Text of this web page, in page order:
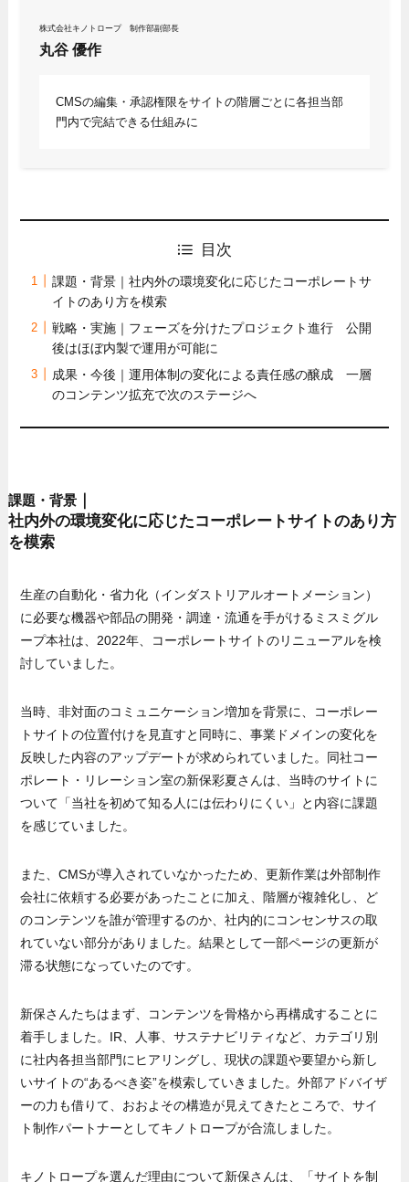
株式会社キノトロープ 制作部副部長
丸谷 優作
CMSの編集・承認権限をサイトの階層ごとに各担当部
門内で完結できる仕組みに
目次
課題・背景｜社内外の環境変化に応じたコーポレートサ
イトのあり方を模索
戦略・実施｜フェーズを分けたプロジェクト進行 公開
後はほぼ内製で運用が可能に
成果・今後｜運用体制の変化による責任感の醸成 一層
のコンテンツ拡充で次のステージへ
課題・背景｜
社内外の環境変化に応じたコーポレートサイトのあり方
を模索
生産の自動化・省力化（インダストリアルオートメーション）
に必要な機器や部品の開発・調達・流通を手がけるミスミグル
ープ本社は、2022年、コーポレートサイトのリニューアルを検
討していました。
当時、非対面のコミュニケーション増加を背景に、コーポレー
トサイトの位置付けを見直すと同時に、事業ドメインの変化を
反映した内容のアップデートが求められていました。同社コー
ポレート・リレーション室の新保彩夏さんは、当時のサイトに
ついて「当社を初めて知る人には伝わりにくい」と内容に課題
を感じていました。
また、CMSが導入されていなかったため、更新作業は外部制作
会社に依頼する必要があったことに加え、階層が複雑化し、ど
のコンテンツを誰が管理するのか、社内的にコンセンサスの取
れていない部分がありました。結果として一部ページの更新が
滞る状態になっていたのです。
新保さんたちはまず、コンテンツを骨格から再構成することに
着手しました。IR、人事、サステナビリティなど、カテゴリ別
に社内各担当部門にヒアリングし、現状の課題や要望から新し
いサイトの“あるべき姿”を模索していきました。外部アドバイザ
ーの力も借りて、おおよその構造が見えてきたところで、サイ
ト制作パートナーとしてキノトロープが合流しました。
キノトロープを選んだ理由について新保さんは、「サイトを制